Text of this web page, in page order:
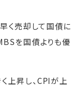
く売却して国債に
を国債よりも優
上昇し、CPIが上